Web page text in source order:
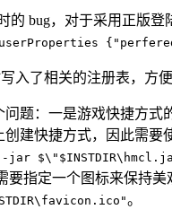
的 bug，对于采用正版
入了相关的注册表，方
题：一是游戏快捷方式
建快捷方式，因此需要
jar
要指定一个图标来保持美
。